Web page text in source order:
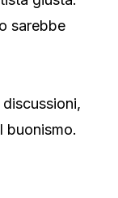
sarebbe
buonismo.